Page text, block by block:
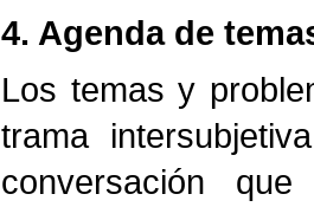
4. Agenda de
Los temas y
trama
conversación